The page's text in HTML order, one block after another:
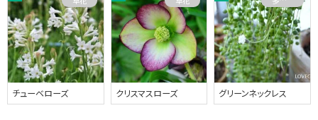
チューベローズ クリスマスローズ グリーンネックレス